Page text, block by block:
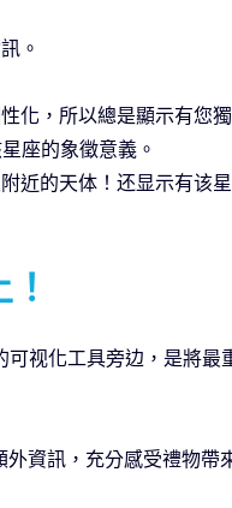
。
化，所以總是顯示有您
座的象徵意義。
近的天体！还显示有该
视化工具旁边，是將最
資訊，充分感受禮物帶